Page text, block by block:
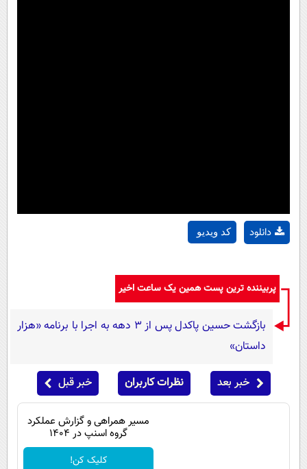
کد ویدیو دانلود
پربیننده ترین پست همین یک ساعت اخیر
بازگشت حسین پاکدل پس از ۳ دهه به اجرا با برنامه «هزار
داستان»
خبر بعد نظرات کاربران خبر قبل
مسیر همراهی و گزارش عملکرد
گروه اسنپ در ۱۴۰۴
کلیک کن!